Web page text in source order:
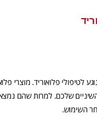
לטיפולי פלואוריד. מוצרי
שלכם. למרות שהם
השימוש.